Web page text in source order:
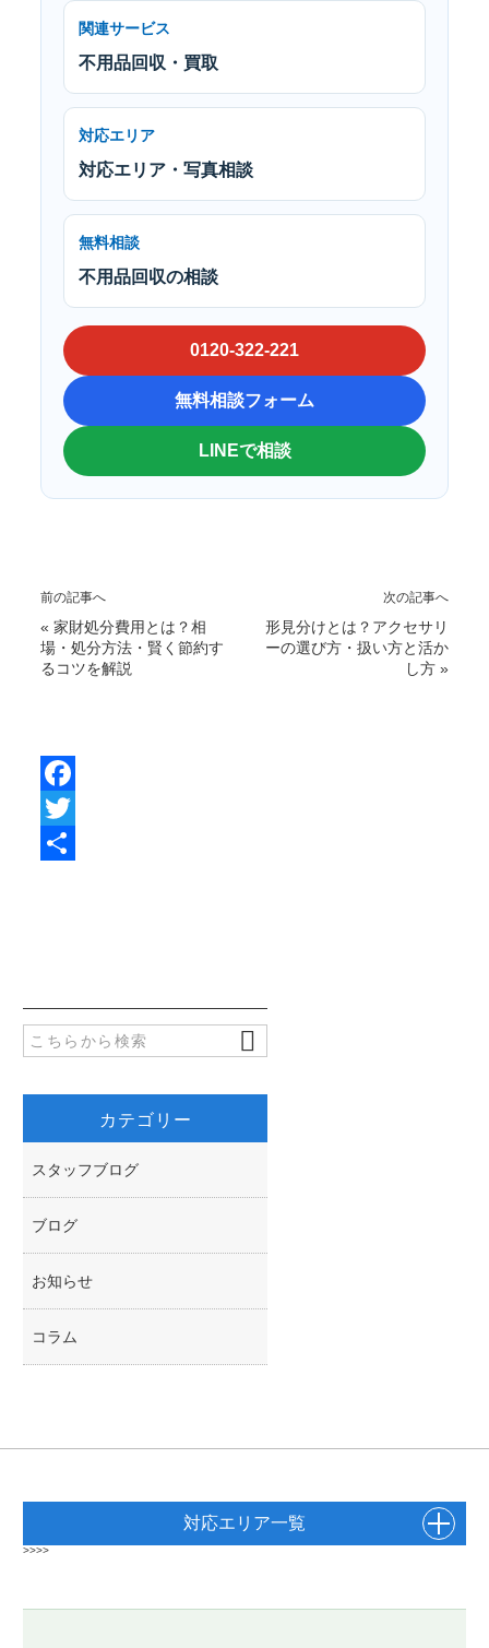
関連サービス
不用品回収・買取
対応エリア
対応エリア・写真相談
無料相談
不用品回収の相談
0120-322-221
無料相談フォーム
LINEで相談
前の記事へ
« 家財処分費用とは？相
場・処分方法・賢く節約す
るコツを解説
次の記事へ
形見分けとは？アクセサリ
ーの選び方・扱い方と活か
し方 »
F
カテゴリー
スタッフブログ
ブログ
お知らせ
コラム
対応エリア一覧
>>>>